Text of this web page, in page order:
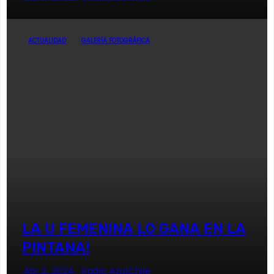
ACTUALIDAD GALERÍA FOTOGRÁFICA
LA U FEMENINA LO GANA EN LA
PINTANA!
Abr 2, 2024 Radio AzulChile